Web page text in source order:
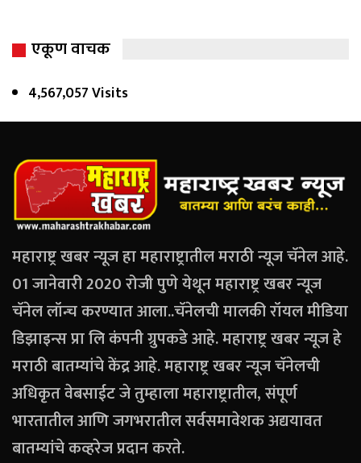
एकूण वाचक
4,567,057 Visits
महाराष्ट्र खबर न्यूज हा महाराष्ट्रातील मराठी न्यूज चॅनेल आहे.
01 जानेवारी 2020 रोजी पुणे येथून महाराष्ट्र खबर न्यूज
चॅनेल लॉन्च करण्यात आला..चॅनेलची मालकी रॉयल मीडिया
डिझाइन्स प्रा लि कंपनी ग्रुपकडे आहे. महाराष्ट्र खबर न्यूज हे
मराठी बातम्यांचे केंद्र आहे. महाराष्ट्र खबर न्यूज चॅनेलची
अधिकृत वेबसाईट जे तुम्हाला महाराष्ट्रातील, संपूर्ण
भारतातील आणि जगभरातील सर्वसमावेशक अद्ययावत
बातम्यांचे कव्हरेज प्रदान करते.